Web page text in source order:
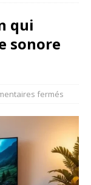
qui
sonore
fermés